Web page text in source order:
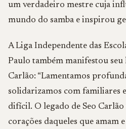
um verdadeiro mestre cuja
mundo do samba e inspirou
A Liga Independente das
Paulo também manifestou
Carlão: “Lamentamos
solidarizamos com familiares
difícil. O legado de Seo
corações daqueles que amam